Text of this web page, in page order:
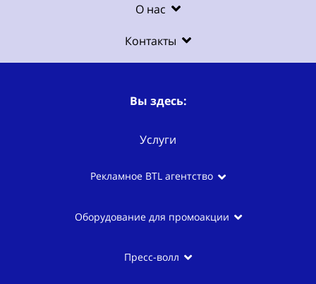
О нас
Контакты
Вы здесь:
Услуги
Рекламное BTL агентство
Оборудование для промоакции
Пресс-волл